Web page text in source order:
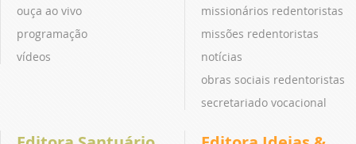
ouça ao vivo
programação
vídeos
missionários redentoristas
missões redentoristas
notícias
obras sociais redentoristas
secretariado vocacional